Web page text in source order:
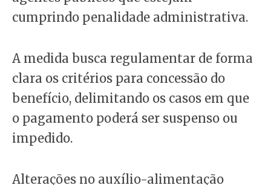
cumprindo penalidade administrativa.
A medida busca regulamentar de forma
clara os critérios para concessão do
benefício, delimitando os casos em que
o pagamento poderá ser suspenso ou
impedido.
Alterações no auxílio-alimentação